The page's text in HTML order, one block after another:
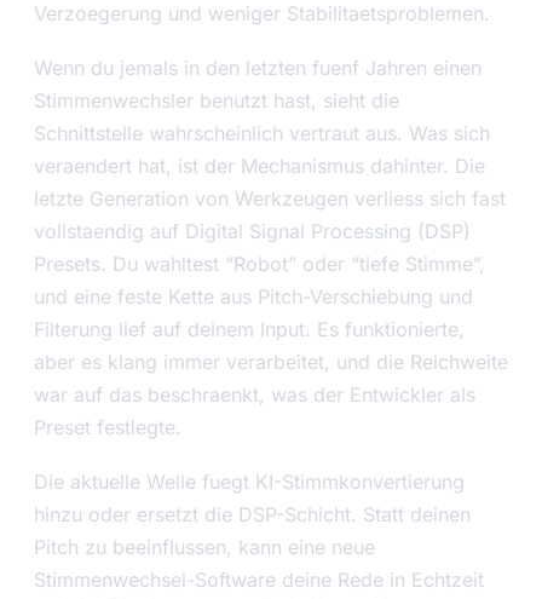
Verzoegerung und weniger Stabilitaetsproblemen.
Wenn du jemals in den letzten fuenf Jahren einen
Stimmenwechsler benutzt hast, sieht die
Schnittstelle wahrscheinlich vertraut aus. Was sich
veraendert hat, ist der Mechanismus dahinter. Die
letzte Generation von Werkzeugen verliess sich fast
vollstaendig auf Digital Signal Processing (DSP)
Presets. Du wahltest “Robot” oder “tiefe Stimme”,
und eine feste Kette aus Pitch-Verschiebung und
Filterung lief auf deinem Input. Es funktionierte,
aber es klang immer verarbeitet, und die Reichweite
war auf das beschraenkt, was der Entwickler als
Preset festlegte.
Die aktuelle Welle fuegt KI-Stimmkonvertierung
hinzu oder ersetzt die DSP-Schicht. Statt deinen
Pitch zu beeinflussen, kann eine neue
Stimmenwechsel-Software deine Rede in Echtzeit